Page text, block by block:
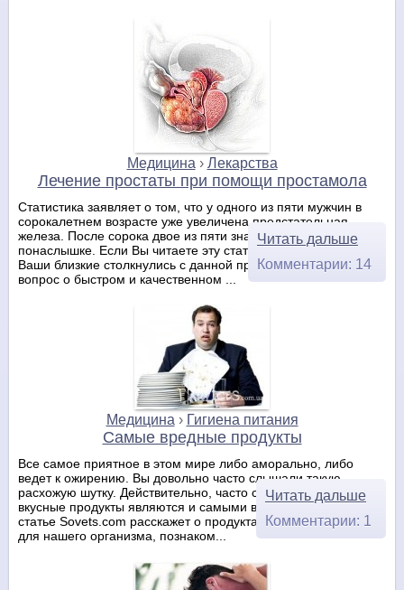
Медицина › Лекарства
Лечение простаты при помощи простамола
Статистика заявляет о том, что у одного из пяти мужчин в
сорокалетнем возрасте уже увеличена предстательная
железа. После сорока двое из пяти знают о болезни не
понаслышке. Если Вы читаете эту статью, значит, Вы или
Ваши близкие столкнулись с данной проблемой и стоит
вопрос о быстром и качественном ...
Читать дальше
Комментарии: 14
Медицина › Гигиена питания
Самые вредные продукты
Все самое приятное в этом мире либо аморально, либо
ведет к ожирению. Вы довольно часто слышали такую
расхожую шутку. Действительно, часто случается, что самые
вкусные продукты являются и самыми вредными. В этой
статье Sovets.com расскажет о продуктах, которые вредны
для нашего организма, познаком...
Читать дальше
Комментарии: 1